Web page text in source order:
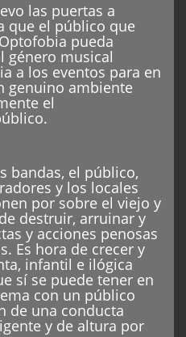
las puertas a
que el público que
pueda
género musical
a los eventos para en
genuino ambiente
el
bandas, el público,
y los locales
por sobre el viejo y
destruir, arruinar y
y acciones penosas
Es hora de crecer y
infantil e ilógica
sí se puede tener en
con un público
de una conducta
y de altura por